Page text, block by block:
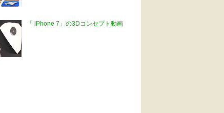
「 iPhone 7」の3Dコンセプト動画